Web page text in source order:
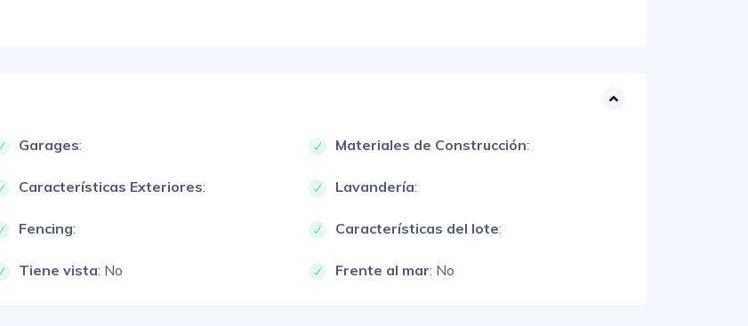
Garages: Materiales de Construcción:
Características Exteriores: Lavandería:
Fencing: Características del lote:
Tiene vista: No Frente al mar: No